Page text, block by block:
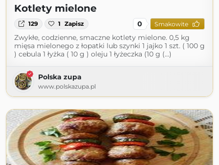
Kotlety mielone
129 1 Zapisz 0 Smakowite
Zwykłe, codzienne, smaczne kotlety mielone. 0,5 kg
mięsa mielonego z łopatki lub szynki 1 jajko 1 szt. ( 100 g
) cebula 1 łyżka ( 10 g ) oleju 1 łyżeczka (10 g (...)
Polska zupa
www.polskazupa.pl